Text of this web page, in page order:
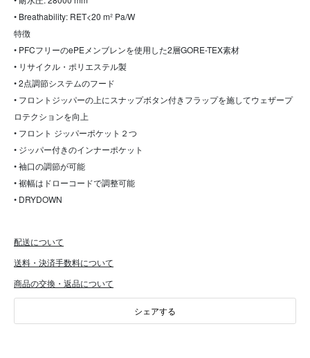
• Breathability: RET<20 m² Pa/W
特徴
• PFCフリーのePEメンブレンを使用した2層GORE-TEX素材
• リサイクル・ポリエステル製
• 2点調節システムのフード
• フロントジッパーの上にスナップボタン付きフラップを施してウェザープ
ロテクションを向上
• フロント ジッパーポケット２つ
• ジッパー付きのインナーポケット
• 袖口の調節が可能
• 裾幅はドローコードで調整可能
• DRYDOWN
配送について
送料・決済手数料について
商品の交換・返品について
シェアする